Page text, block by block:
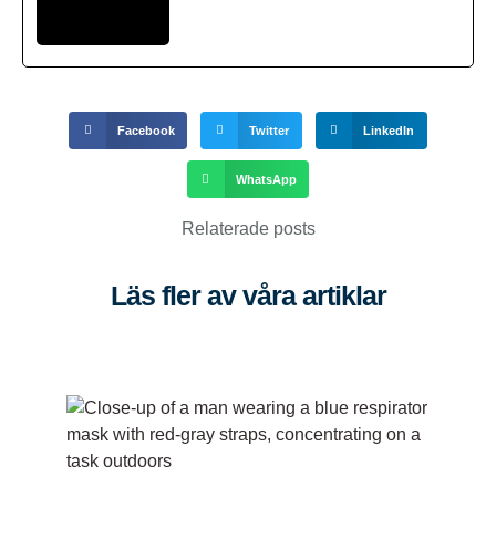
Facebook Twitter LinkedIn
WhatsApp
Relaterade posts
Läs fler av våra artiklar